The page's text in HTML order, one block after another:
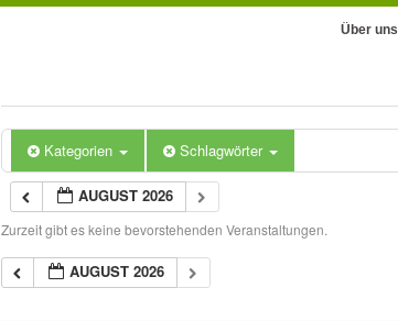
Über uns
Kategorien Schlagwörter
AUGUST 2026
Zurzeit gibt es keine bevorstehenden Veranstaltungen.
AUGUST 2026